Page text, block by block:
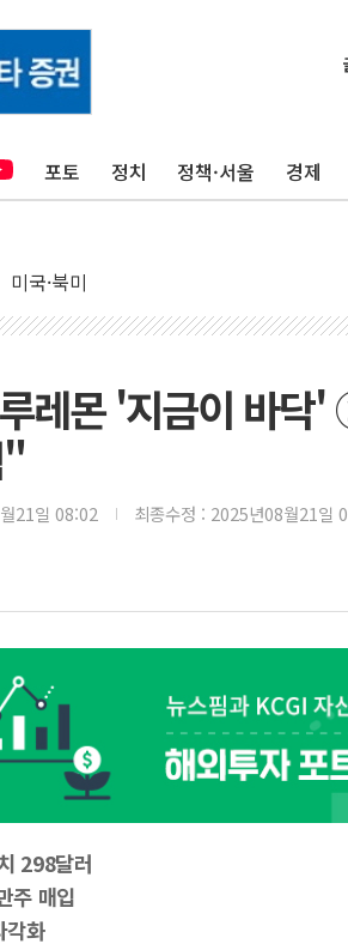
포토 정치 정책·서울 경제
미국·북미
레몬 '지금이 바
"
21일 08:02 최종수정 : 2025년08월21일
298달러
주 매입
각화